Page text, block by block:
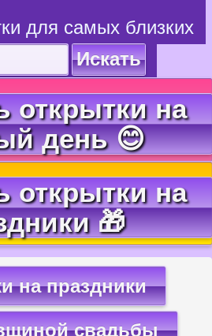
для самых близких
Искать
открытки на
день 😊
открытки на
🎁
на праздники
свадьбы